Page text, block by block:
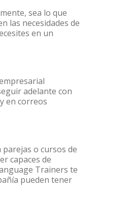
sea lo que
las necesidades de
en un
adelante con
en correos
o cursos de
capaces de
Trainers te
pueden tener